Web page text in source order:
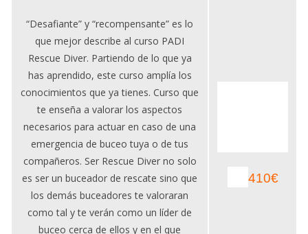
“Desafiante” y “recompensante” es lo
que mejor describe al curso PADI
Rescue Diver. Partiendo de lo que ya
has aprendido, este curso amplía los
conocimientos que ya tienes. Curso que
te enseña a valorar los aspectos
necesarios para actuar en caso de una
emergencia de buceo tuya o de tus
compañeros. Ser Rescue Diver no solo
es ser un buceador de rescate sino que
los demás buceadores te valoraran
como tal y te verán como un líder de
buceo cerca de ellos y en el que
410€